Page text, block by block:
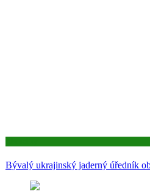
Bývalý ukrajinský jaderný úředník